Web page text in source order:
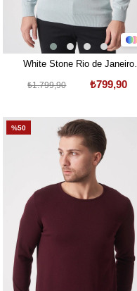
White Stone Rio de Janeiro
Triko B.Mavi
₺799,90
₺1.799,90
%50